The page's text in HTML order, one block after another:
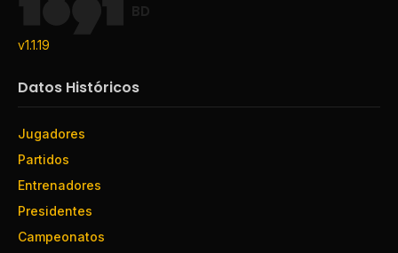
BD
v1.1.19
Datos Históricos
Jugadores
Partidos
Entrenadores
Presidentes
Campeonatos